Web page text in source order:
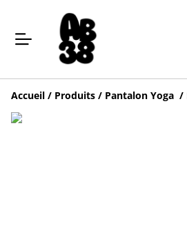
Accueil / Produits / Pantalon Yoga /